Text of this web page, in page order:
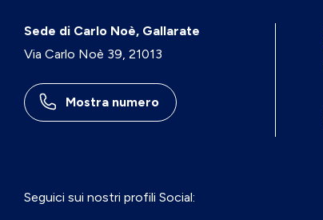
Sede di Carlo Noè, Gallarate
Via Carlo Noè 39, 21013
Mostra numero
Seguici sui nostri profili Social: